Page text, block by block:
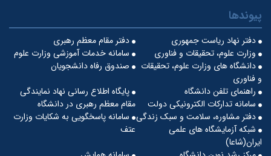
پیوندها
دفتر مقام معظم رهبری
دفتر نهاد ریاست جمهوری
سامانه خدمات آموزشی وزارت علوم
وزارت علوم، تحقیقات و فناوری
صندوق رفاه دانشجویان
دانشگاه های وزارت علوم، تحقیقات
و فناوری
پایگاه اطلاع رسانی نهاد نمایندگی
مقام معظم رهبری در دانشگاه
راهنمای تلفن دانشگاه
سامانه تدارکات الکترونیکی دولت
سامانه پاسخگویی به شکایات وزارت
عتف
دفتر مشاوره، سلامت و سبک زندگی
شبکه آزمایشگاه های علمی
ایران(شاعا)